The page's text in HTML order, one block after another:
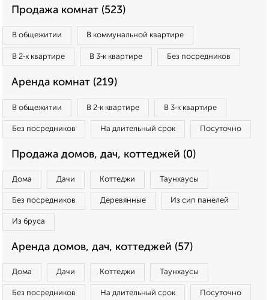
Продажа комнат (523)
В общежитии В коммунальной квартире
В 2‑к квартире В 3‑к квартире Без посредников
Аренда комнат (219)
В общежитии В 2‑к квартире В 3‑к квартире
Без посредников На длительный срок Посуточно
Продажа домов, дач, коттеджей (0)
Дома Дачи Коттеджи Таунхаусы
Без посредников Деревянные Из сип панелей
Из бруса
Аренда домов, дач, коттеджей (57)
Дома Дачи Коттеджи Таунхаусы
Без посредников На длительный срок Посуточно